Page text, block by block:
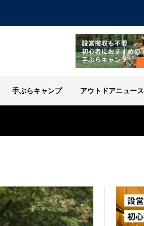
手ぶらキャンプ アウトドアニュース